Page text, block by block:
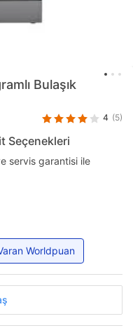
Bulaşık
4 (5)
Seçenekleri
servis garantisi ile
Worldpuan